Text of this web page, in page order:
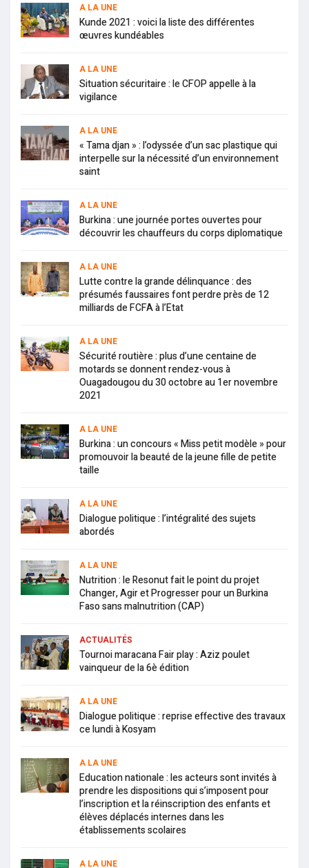
A LA UNE
Kunde 2021 : voici la liste des différentes
œuvres kundéables
A LA UNE
Situation sécuritaire : le CFOP appelle à la
vigilance
A LA UNE
« Tama djan » : l’odyssée d’un sac plastique qui
interpelle sur la nécessité d’un environnement
saint
A LA UNE
Burkina : une journée portes ouvertes pour
découvrir les chauffeurs du corps diplomatique
A LA UNE
Lutte contre la grande délinquance : des
présumés faussaires font perdre près de 12
milliards de FCFA à l’Etat
A LA UNE
Sécurité routière : plus d’une centaine de
motards se donnent rendez-vous à
Ouagadougou du 30 octobre au 1er novembre
2021
A LA UNE
Burkina : un concours « Miss petit modèle » pour
promouvoir la beauté de la jeune fille de petite
taille
A LA UNE
Dialogue politique : l’intégralité des sujets
abordés
A LA UNE
Nutrition : le Resonut fait le point du projet
Changer, Agir et Progresser pour un Burkina
Faso sans malnutrition (CAP)
ACTUALITÉS
Tournoi maracana Fair play : Aziz poulet
vainqueur de la 6è édition
A LA UNE
Dialogue politique : reprise effective des travaux
ce lundi à Kosyam
A LA UNE
Education nationale : les acteurs sont invités à
prendre les dispositions qui s’imposent pour
l’inscription et la réinscription des enfants et
élèves déplacés internes dans les
établissements scolaires
A LA UNE